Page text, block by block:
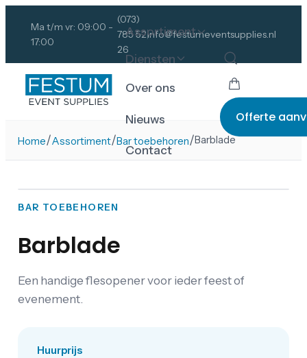
Ma t/m vr: 09:00 -
17:00
(073)
785 52
26
info@festumeventsupplies.nl
Assortiment
Diensten
Over ons
Nieuws
Contact
Offerte
Home/Assortiment/Bar toebehoren/Barblade
BAR TOEBEHOREN
Barblade
Een handige flesopener voor ieder feest of
evenement.
Huurprijs